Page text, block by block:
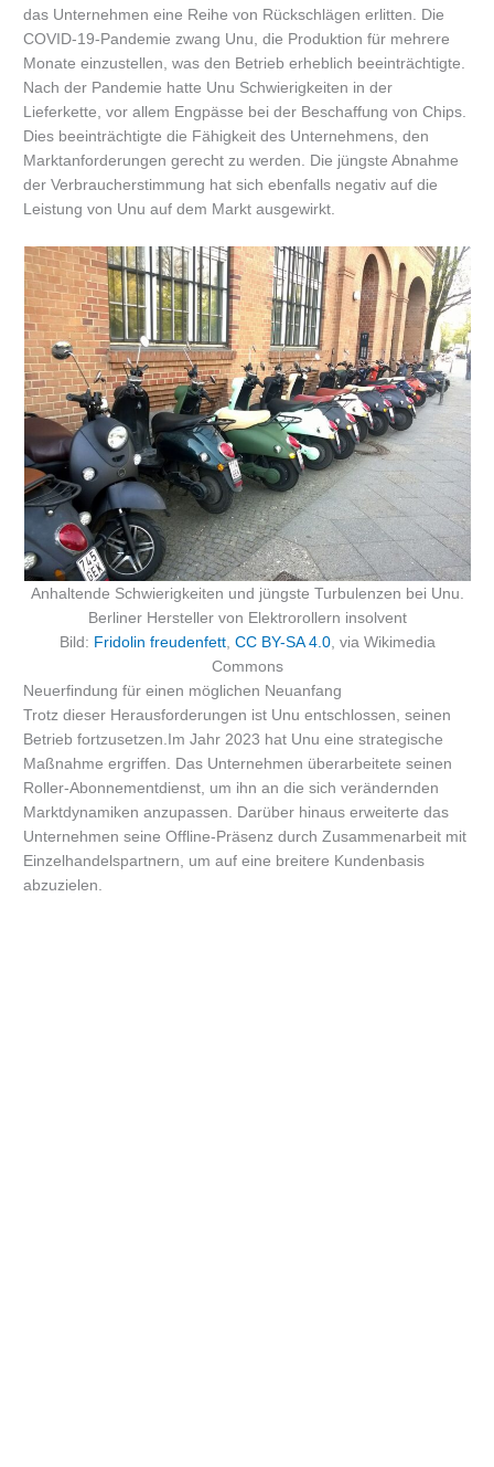
das Unternehmen eine Reihe von Rückschlägen erlitten. Die
COVID-19-Pandemie zwang Unu, die Produktion für mehrere
Monate einzustellen, was den Betrieb erheblich beeinträchtigte.
Nach der Pandemie hatte Unu Schwierigkeiten in der
Lieferkette, vor allem Engpässe bei der Beschaffung von Chips.
Dies beeinträchtigte die Fähigkeit des Unternehmens, den
Marktanforderungen gerecht zu werden. Die jüngste Abnahme
der Verbraucherstimmung hat sich ebenfalls negativ auf die
Leistung von Unu auf dem Markt ausgewirkt.
Anhaltende Schwierigkeiten und jüngste Turbulenzen bei Unu.
Berliner Hersteller von Elektrorollern insolvent
Bild: Fridolin freudenfett, CC BY-SA 4.0, via Wikimedia
Commons
Neuerfindung für einen möglichen Neuanfang
Trotz dieser Herausforderungen ist Unu entschlossen, seinen
Betrieb fortzusetzen.Im Jahr 2023 hat Unu eine strategische
Maßnahme ergriffen. Das Unternehmen überarbeitete seinen
Roller-Abonnementdienst, um ihn an die sich verändernden
Marktdynamiken anzupassen. Darüber hinaus erweiterte das
Unternehmen seine Offline-Präsenz durch Zusammenarbeit mit
Einzelhandelspartnern, um auf eine breitere Kundenbasis
abzuzielen.